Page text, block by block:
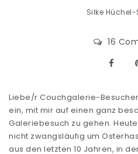
Silke
16
Liebe/r Couchgalerie-
ein, mit mir auf einen ganz
Galeriebesuch zu gehen.
nicht zwangsläufig um
aus den letzten 10 Jahren, in